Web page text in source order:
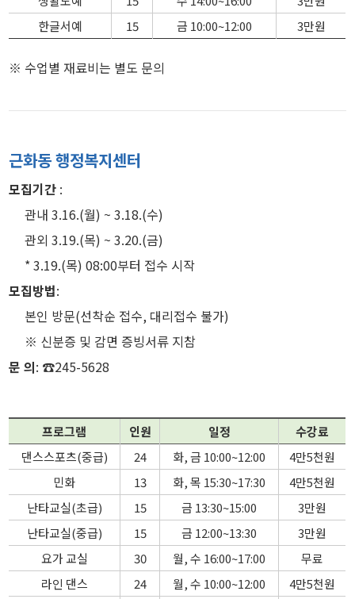
한글서예
15 금 10:00~12:00 3만원
※ 수업별 재료비는 별도 문의
근화동 행정복지센터
모집기간 :
관내 3.16.(월) ~ 3.18.(수)
관외 3.19.(목) ~ 3.20.(금)
* 3.19.(목) 08:00부터 접수 시작
모집방법:
본인 방문(선착순 접수, 대리접수 불가)
※ 신분증 및 감면 증빙서류 지참
문 의: ☎245-5628
프로그램 인원 일정
수강료
댄스스포츠(중급)
24 화, 금 10:00~12:00
4만5천원
민화
13 화, 목 15:30~17:30
4만5천원
난타교실(초급)
15 금 13:30~15:00
3만원
난타교실(중급)
15 금 12:00~13:30
3만원
요가 교실
30 월, 수 16:00~17:00
무료
라인 댄스
24 월, 수 10:00~12:00
4만5천원